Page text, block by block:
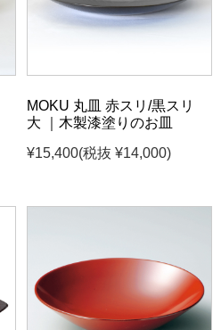
MOKU 丸皿 赤スリ/黒スリ
大 ｜木製漆塗りのお皿
¥15,400(税抜 ¥14,000)